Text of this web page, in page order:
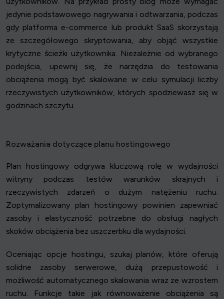
jedynie podstawowego nagrywania i odtwarzania, podczas
gdy platforma e-commerce lub produkt SaaS skorzystają
ze szczegółowego skryptowania, aby objąć wszystkie
krytyczne ścieżki użytkownika. Niezależnie od wybranego
podejścia, upewnij się, że narzędzia do testowania
obciążenia mogą być skalowane w celu symulacji liczby
rzeczywistych użytkowników, których spodziewasz się w
godzinach szczytu.
Rozważania dotyczące planu hostingowego
Plan hostingowy odgrywa kluczową rolę w wydajności
witryny podczas testów warunków skrajnych i
rzeczywistych zdarzeń o dużym natężeniu ruchu.
Zoptymalizowany plan hostingowy powinien zapewniać
zasoby i elastyczność potrzebne do obsługi nagłych
skoków obciążenia bez uszczerbku dla wydajności.
Oceniając opcje hostingu, szukaj planów, które oferują
solidne zasoby serwerowe, dużą przepustowość i
możliwość automatycznego skalowania wraz ze wzrostem
ruchu. Funkcje takie jak równoważenie obciążenia są